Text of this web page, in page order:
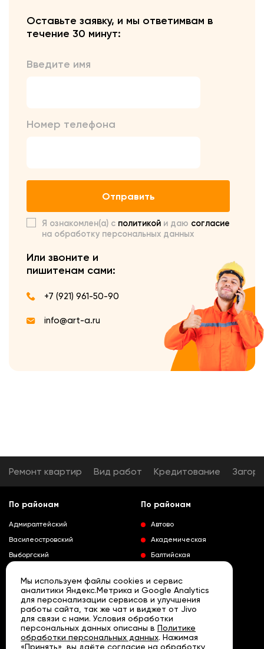
Оставьте заявку, и мы ответимвам в
течение 30 минут:
Введите имя
Номер телефона
Отправить
Я ознакомлен(а) с политикой и даю согласие
на обработку персональных данных
Или звоните и
пишитенам сами:
+7 (921) 961-50-90
info@art-a.ru
Ремонт квартир Вид работ Кредитование
По районам
Адмиралтейский
Василеостровский
Выборгский
Колпинский
Красногвардейский
Краносельский
Кронштадтский
Курортный
Развернуть
По районам
Автово
Академическая
Балтийская
Выборгская
Гражданский проспект
Девяткино
Кировский завод
Ленинский проспект
Мы используем файлы cookies и сервис
аналитики Яндекс.Метрика и Google Analytics
для персонализации сервисов и улучшения
работы сайта, так же чат и виджет от Jivo
для связи с нами. Условия обработки
персональных данных описаны в Политике
обработки персональных данных. Нажимая
«Принять», вы даёте согласие на обработку